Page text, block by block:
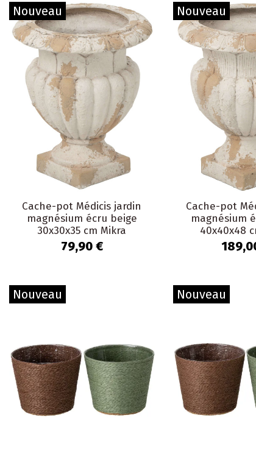
Nouveau
Cache-pot Médicis jardin
magnésium écru beige
30x30x35 cm Mikra
79,90 €
Nouveau
Cache-pot
magnésium
40x40x48
Nouveau Nouveau